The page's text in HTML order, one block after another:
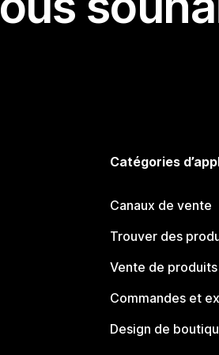
Catégories
Canaux de vente
Trouver des
Vente de produits
Commandes et
Design de